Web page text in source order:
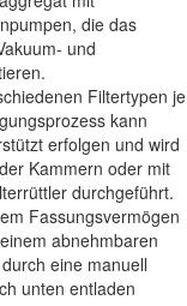
die das
und
Filtertypen je
kann
erfolgen und wird
Kammern oder mit
durchgeführt.
Fassungsvermögen
abnehmbaren
eine manuell
unten entladen